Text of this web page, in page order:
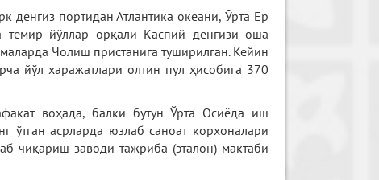
портидан Атлантика океани, Ўрта Ер
темир йўллар орқали Каспий денгизи оша
Чолиш пристанига туширилган. Кейин
йўл харажатлари олтин пул ҳисобига 370
воҳада, балки бутун Ўрта Осиёда иш
асрларда юзлаб саноат корхоналари
чиқариш заводи тажриба (эталон) мактаби